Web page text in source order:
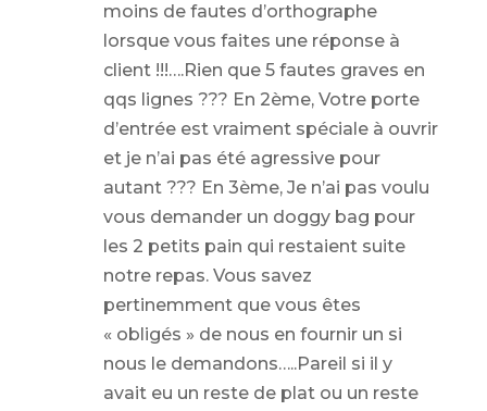
moins de fautes d’orthographe
lorsque vous faites une réponse à
client !!!….Rien que 5 fautes graves en
qqs lignes ??? En 2ème, Votre porte
d’entrée est vraiment spéciale à ouvrir
et je n’ai pas été agressive pour
autant ??? En 3ème, Je n’ai pas voulu
vous demander un doggy bag pour
les 2 petits pain qui restaient suite
notre repas. Vous savez
pertinemment que vous êtes
« obligés » de nous en fournir un si
nous le demandons…..Pareil si il y
avait eu un reste de plat ou un reste